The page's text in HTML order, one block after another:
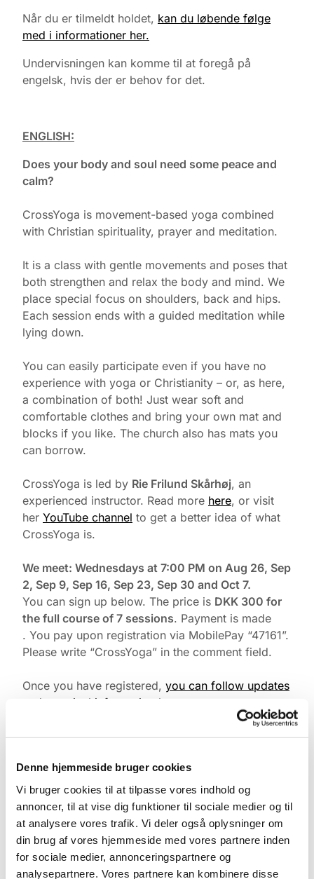
Denne hjemmeside bruger cookies
Vi bruger cookies til at tilpasse vores indhold og
annoncer, til at vise dig funktioner til sociale medier og til
at analysere vores trafik. Vi deler også oplysninger om
din brug af vores hjemmeside med vores partnere inden
for sociale medier, annonceringspartnere og
analysepartnere. Vores partnere kan kombinere disse
Når du er tilmeldt holdet, kan du løbende følge
med i informationer her.
Undervisningen kan komme til at foregå på
engelsk, hvis der er behov for det.
ENGLISH:
Does your body and soul need some peace and
calm?
CrossYoga is movement-based yoga combined
with Christian spirituality, prayer and meditation.
It is a class with gentle movements and poses that
both strengthen and relax the body and mind. We
place special focus on shoulders, back and hips.
Each session ends with a guided meditation while
lying down.
You can easily participate even if you have no
experience with yoga or Christianity – or, as here,
a combination of both! Just wear soft and
comfortable clothes and bring your own mat and
blocks if you like. The church also has mats you
can borrow.
CrossYoga is led by Rie Frilund Skårhøj, an
experienced instructor. Read more here, or visit
her YouTube channel to get a better idea of what
CrossYoga is.
We meet: Wednesdays at 7:00 PM on Aug 26, Sep
2, Sep 9, Sep 16, Sep 23, Sep 30 and Oct 7.
You can sign up below. The price is DKK 300 for
the full course of 7 sessions. Payment is made
. You pay upon registration via MobilePay “47161”.
Please write “CrossYoga” in the comment field.
Once you have registered, you can follow updates
and practical information here.
The class may be conducted in English if needed.